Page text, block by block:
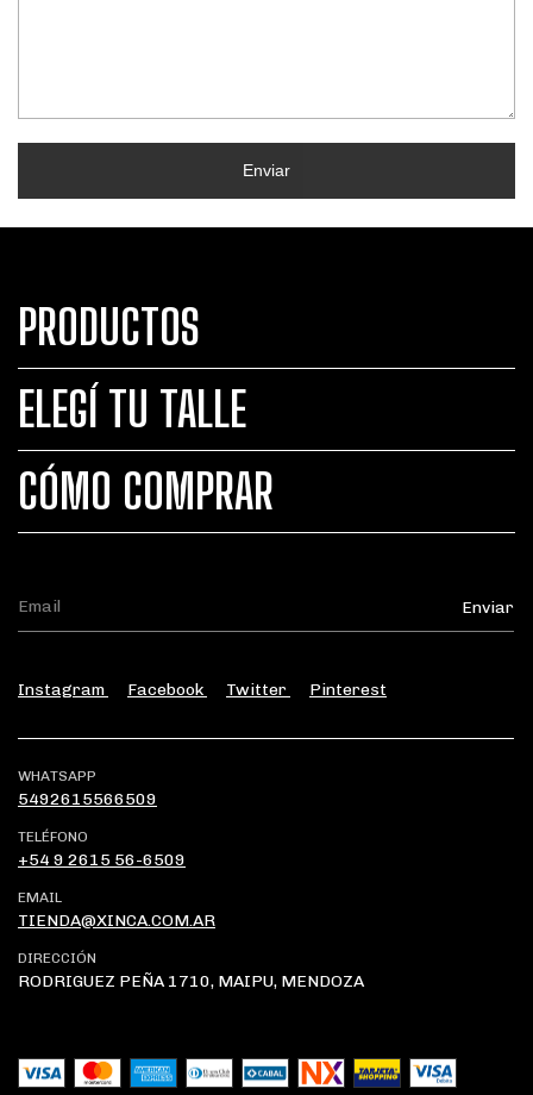
Enviar
PRODUCTOS
ELEGÍ TU TALLE
CÓMO COMPRAR
Instagram Facebook Twitter Pinterest
WHATSAPP
5492615566509
TELÉFONO
+54 9 2615 56-6509
EMAIL
TIENDA@XINCA.COM.AR
DIRECCIÓN
RODRIGUEZ PEÑA 1710, MAIPU, MENDOZA